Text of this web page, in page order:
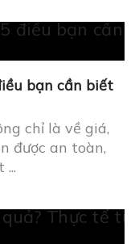
Thực tế từ
chỉ là về giá,
được an toàn,
chỉ là về giá,